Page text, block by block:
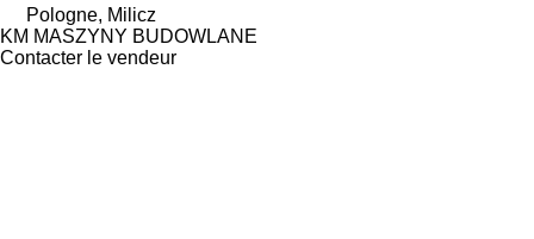
Pologne, Milicz
KM MASZYNY BUDOWLANE
Contacter le vendeur